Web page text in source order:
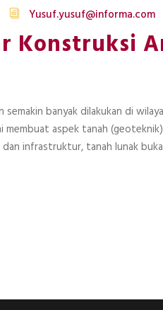
Yusuf.yusuf@informa.com
Konstruksi
banyak dilakukan di
aspek tanah
infrastruktur, tanah lunak